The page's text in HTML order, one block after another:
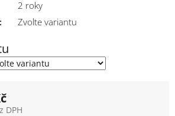
2 roky
Zvolte variantu
DPH